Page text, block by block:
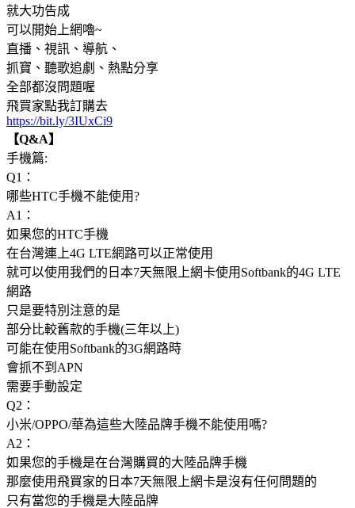
就大功告成
可以開始上網嚕~
直播、視訊、導航、
抓寶、聽歌追劇、熱點分享
全部都沒問題喔
飛買家點我訂購去
https://bit.ly/3IUxCi9
【Q&A】
手機篇:
Q1：
哪些HTC手機不能使用?
A1：
如果您的HTC手機
在台灣連上4G LTE網路可以正常使用
就可以使用我們的日本7天無限上網卡使用Softbank的4G LTE
網路
只是要特別注意的是
部分比較舊款的手機(三年以上)
可能在使用Softbank的3G網路時
會抓不到APN
需要手動設定
Q2：
小米/OPPO/華為這些大陸品牌手機不能使用嗎?
A2：
如果您的手機是在台灣購買的大陸品牌手機
那麼使用飛買家的日本7天無限上網卡是沒有任何問題的
只有當您的手機是大陸品牌